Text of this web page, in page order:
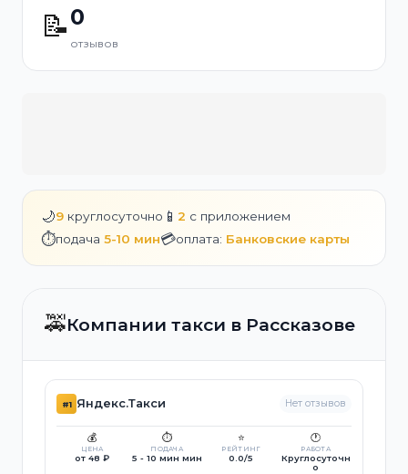
📝0
отзывов
🌙9 круглосуточно 📱 2 с приложением
⏱️подача 5-10 мин💳оплата: Банковские карты
🚕Компании такси в Рассказове
#1 Яндекс.Такси Нет отзывов
💰
ЦЕНА
от 48 ₽
⏱️
ПОДАЧА
5 - 10 мин мин
⭐
РЕЙТИНГ
0.0/5
🕐
РАБОТА
Круглосуточн
о